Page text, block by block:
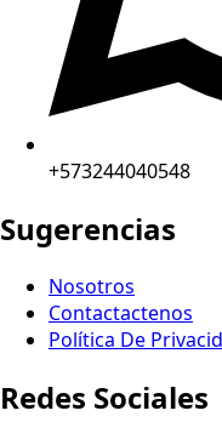
+573244040548
Sugerencias
Nosotros
Contactactenos
Política De
Redes Sociales